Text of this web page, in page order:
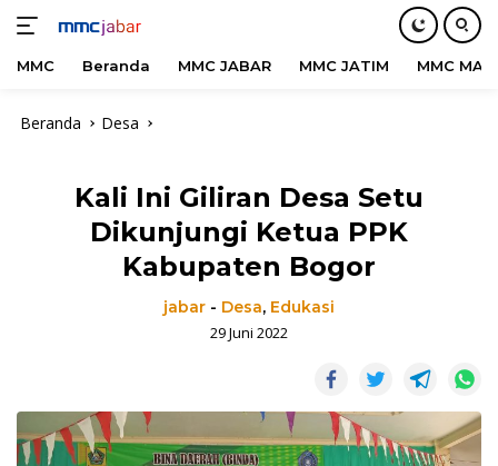
MMC Beranda MMC JABAR MMC JATIM MMC
Beranda Desa
Kali Ini Giliran Desa Setu
Dikunjungi Ketua PPK
Kabupaten Bogor
jabar - Desa, Edukasi
29 Juni 2022